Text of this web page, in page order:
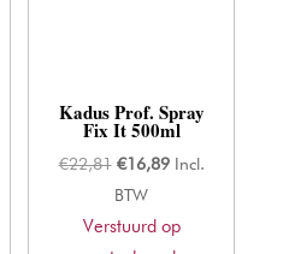
Kadus Prof. Spray
Fix It 500ml
€22,81 Oorspronkelijke
prijs
was:
€16,89Huidige
is:
Incl.
BTW
Verstuurd op